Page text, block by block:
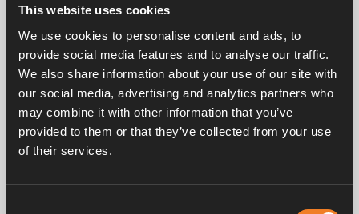
This website uses cookies
We use cookies to personalise content and ads, to
provide social media features and to analyse our traffic.
We also share information about your use of our site with
our social media, advertising and analytics partners who
may combine it with other information that you’ve
provided to them or that they’ve collected from your use
of their services.
Tändtransformator komplett till Comfort 2923 och
2928.
Frågor & svar